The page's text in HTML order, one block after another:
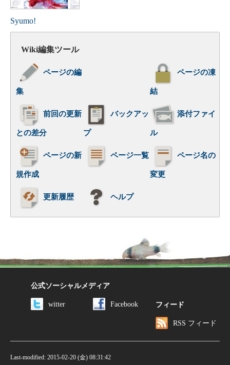
Syumo!
Wiki編集ツール
ページの編
集
ページの凍
結
前回の更新
との差分
バックアッ
プ
添付ファイ
ル
ページの新
規作成
ページ一覧 ページ名の
変更
更新履歴 ヘルプ
公式ソーシャルメディア
witter Facebook フィード
RSS フィード
Last-modified: 2015-02-20 (金) 08:31:42